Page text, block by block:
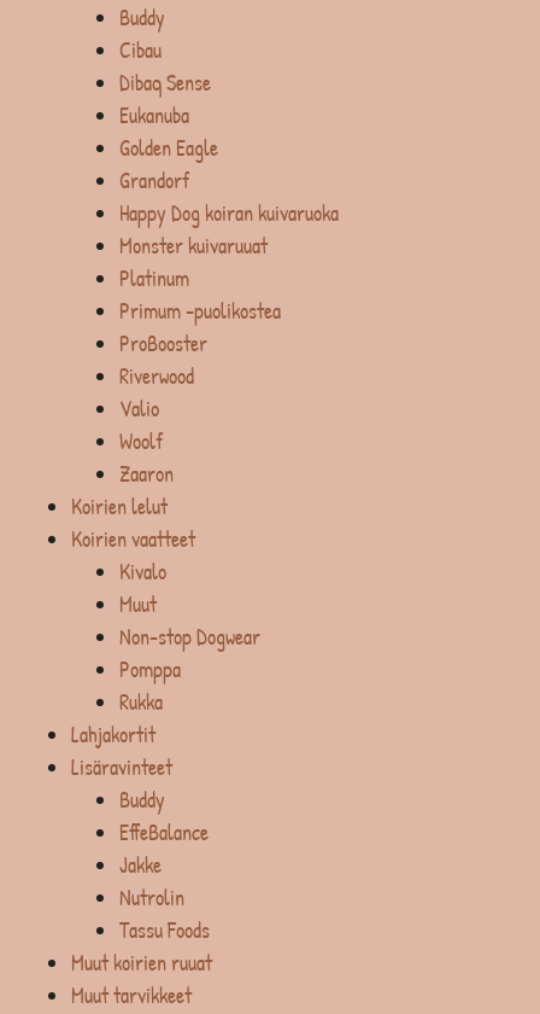
Buddy
Cibau
Dibaq Sense
Eukanuba
Golden Eagle
Grandorf
Happy Dog koiran kuivaruoka
Monster kuivaruuat
Platinum
Primum -puolikostea
ProBooster
Riverwood
Valio
Woolf
Zaaron
Koirien lelut
Koirien vaatteet
Kivalo
Muut
Non-stop Dogwear
Pomppa
Rukka
Lahjakortit
Lisäravinteet
Buddy
EffeBalance
Jakke
Nutrolin
Tassu Foods
Muut koirien ruuat
Muut tarvikkeet